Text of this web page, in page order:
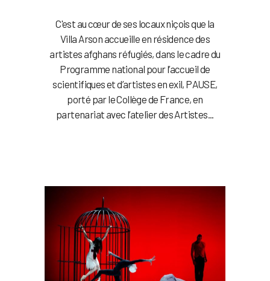
C'est au cœur de ses locaux niçois que la
Villa Arson accueille en résidence des
artistes afghans réfugiés, dans le cadre du
Programme national pour l’accueil de
scientifiques et d’artistes en exil, PAUSE,
porté par le Collège de France, en
partenariat avec l’atelier des Artistes...